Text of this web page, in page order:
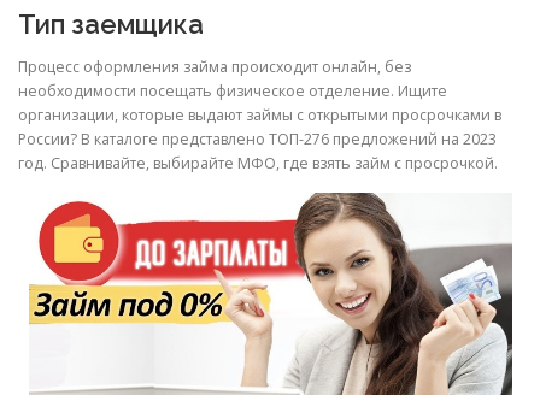
Тип заемщика
Процесс оформления займа происходит онлайн, без
необходимости посещать физическое отделение. Ищите
организации, которые выдают займы с открытыми просрочками в
России? В каталоге представлено ТОП-276 предложений на 2023
год. Сравнивайте, выбирайте МФО, где взять займ с просрочкой.